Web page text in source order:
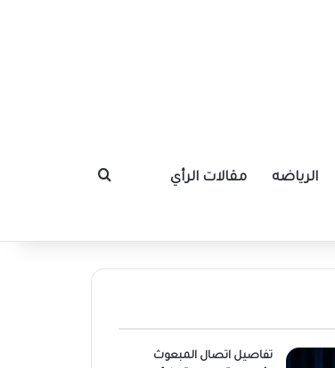
الرياضه مقالات الرأي بحث عن
تفاصيل اتصال المبعوث